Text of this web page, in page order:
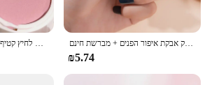
יופי מזוגג עמיד למים מאט סומק אבקת איפור הפנים + מברשת חינם
₪5.74